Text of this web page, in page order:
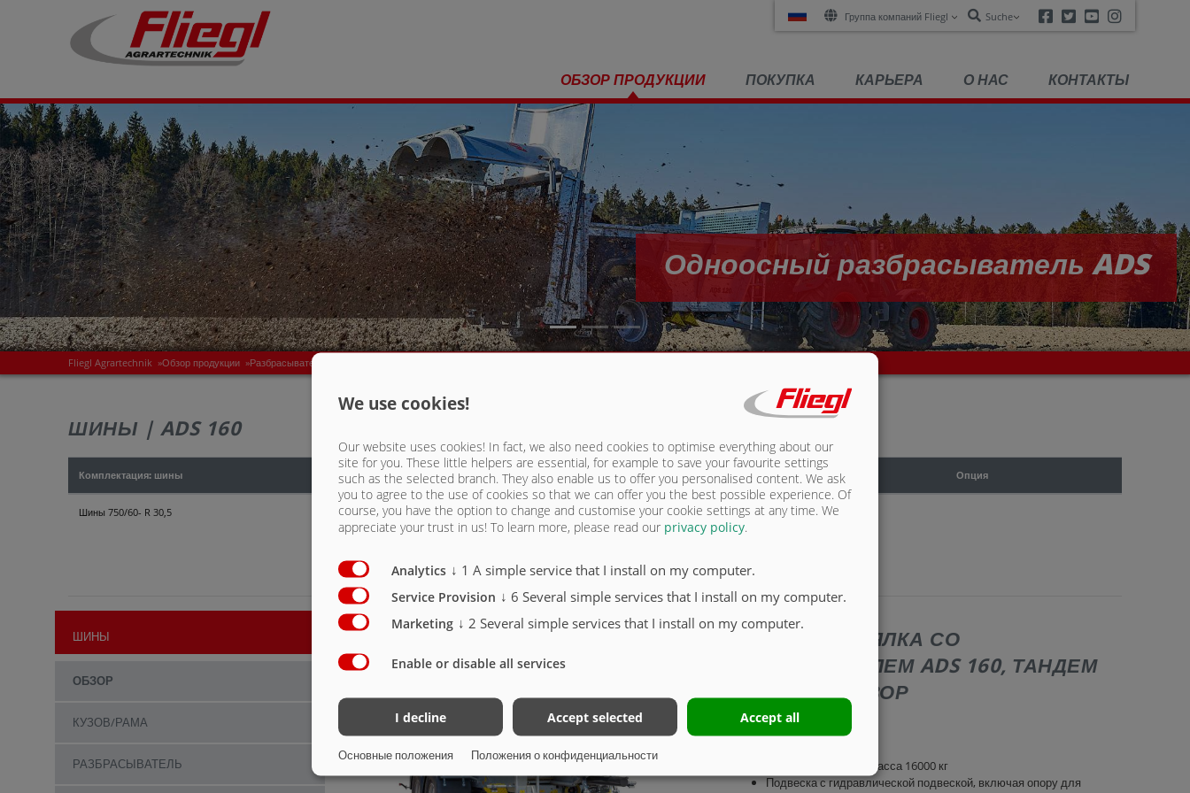
Группа компаний Fliegl Suche Facebook
TwitterYoutube
ОБЗОР ПРОДУКЦИИ ПОКУПКА КАРЬЕРА О НАС КОНТАКТЫ
Одноосный разбрасыватель ADS
Fliegl Agrartechnik »Обзор продукции »Разбрасыватели для внесения удобрений
ШИНЫ | ADS 160
Комплектация: шины Серийная комплектация Опция
Шины 750/60- R 30,5 X
ШИНЫ
ОБЗОР
КУЗОВ/РАМА
РАЗБРАСЫВАТЕЛЬ
ТУКОВАЯ СЕЯЛКА СО
СТАЛКИВАТЕЛЕМ ADS 160, ТАНДЕМ
ШАССИ | ОБЗОР
допустимая общая масса 16000 кг
Подвеска с гидравлической подвеской, включая опору для
We use cookies!
Our website uses cookies! In fact, we also need cookies to optimise everything about our
site for you. These little helpers are essential, for example to save your favourite settings
such as the selected branch. They also enable us to offer you personalised content. We ask
you to agree to the use of cookies so that we can offer you the best possible experience. Of
course, you have the option to change and customise your cookie settings at any time. We
appreciate your trust in us! To learn more, please read our privacy policy.
Analytics ↓ 1 A simple service that I install on my computer.
Service Provision ↓ 6 Several simple services that I install on my computer.
Marketing ↓ 2 Several simple services that I install on my computer.
Enable or disable all services
I decline Accept selected Accept all
Основные положения Положения о конфиденциальности